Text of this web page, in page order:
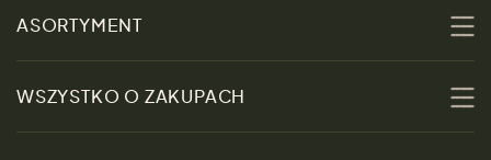
Zrównoważoność
ASORTYMENT
Kobiety
WSZYSTKO O ZAKUPACH